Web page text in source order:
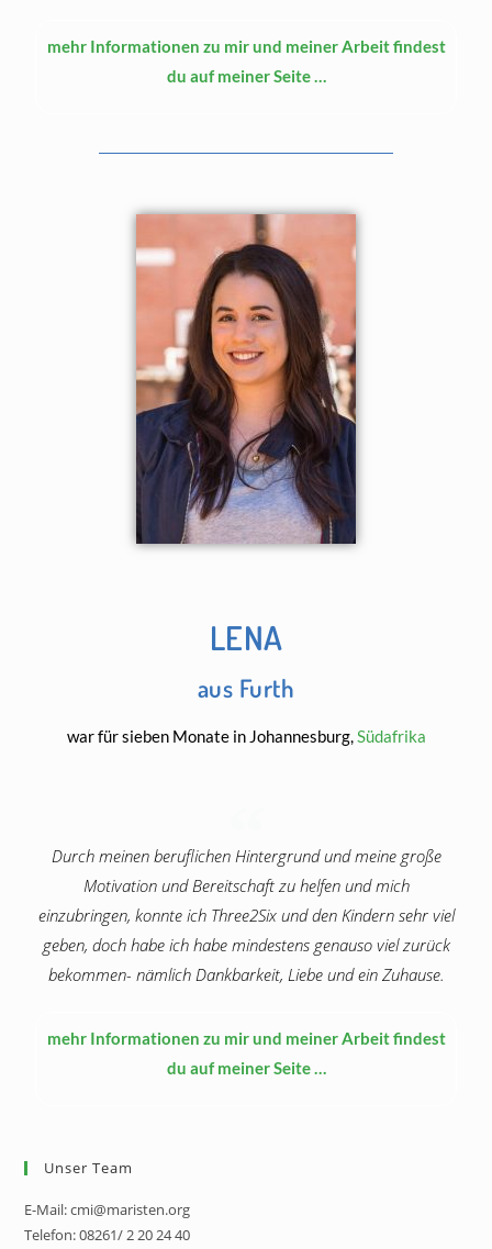
mehr Informationen zu mir und meiner Arbeit findest
du auf meiner Seite …
LENA
aus Furth
war für sieben Monate in Johannesburg, Südafrika
Durch meinen beruflichen Hintergrund und meine große
Motivation und Bereitschaft zu helfen und mich
einzubringen, konnte ich Three2Six und den Kindern sehr viel
geben, doch habe ich habe mindestens genauso viel zurück
bekommen- nämlich Dankbarkeit, Liebe und ein Zuhause.
mehr Informationen zu mir und meiner Arbeit findest
du auf meiner Seite …
Unser Team
E-Mail: cmi@maristen.org
Telefon: 08261/ 2 20 24 40